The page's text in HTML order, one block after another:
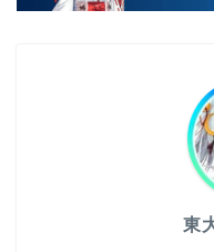
東